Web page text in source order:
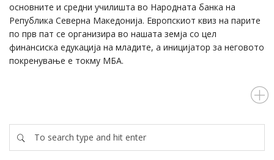
основните и средни училишта во Народната банка на
Република Северна Македонија. Европскиот квиз на парите
по прв пат се организира во нашата земја со цел
финансиска едукација на младите, а иницијатор за неговото
покренување е токму МБА.